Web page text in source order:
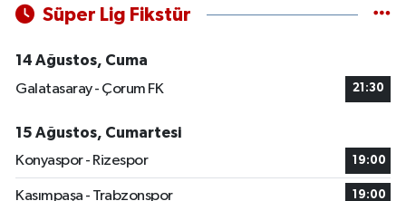
Süper Lig Fikstür
14 Ağustos, Cuma
Galatasaray - Çorum FK
21:30
15 Ağustos, Cumartesi
Konyaspor - Rizespor
19:00
Kasımpaşa - Trabzonspor 19:00